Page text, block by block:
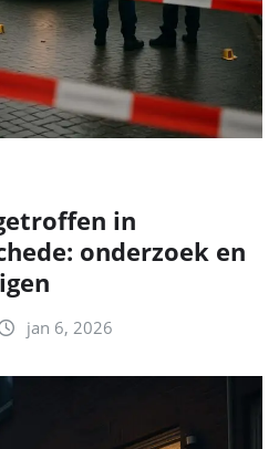
in
onderzoek en
jan 6, 2026